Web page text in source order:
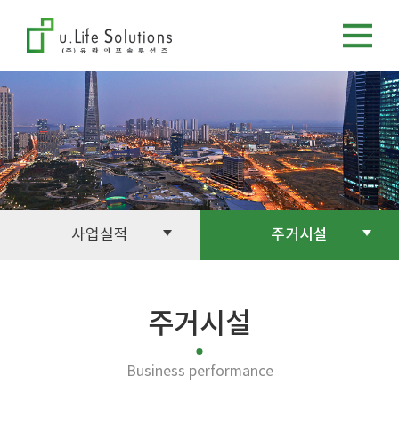
사업실적 주거시설
주거시설
Business performance